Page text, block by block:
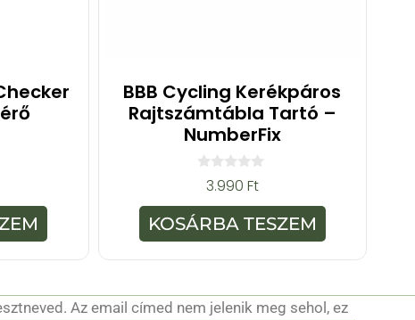
BBB Cycling Kerékpáros
Rajtszámtábla Tartó –
NumberFix
z
5
-
b
3.990 Ft
KOSÁRBA TESZEM
Az email címed nem jelenik meg sehol, ez